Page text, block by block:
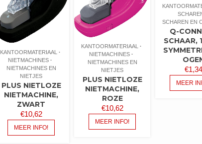
KANTOORMATERIAAL
NIETMACHINES
NIETMACHINES EN
NIETJES
PLUS NIETLOZE
NIETMACHINE,
ZWART
€10,62
MEER INFO!
KANTOORMATERIAAL
NIETMACHINES
NIETMACHINES EN
NIETJES
PLUS NIETLOZE
NIETMACHINE,
ROZE
€10,62
MEER INFO!
SCHAREN EN
Q-
SCHAAR,
€1,34
MEER